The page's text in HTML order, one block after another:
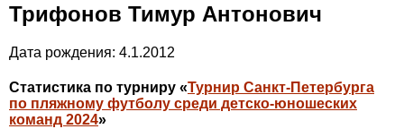
Трифонов Тимур Антонович
Дата рождения: 4.1.2012
Статистика по турниру «Турнир Санкт-Петербурга
по пляжному футболу среди детско-юношеских
команд 2024»